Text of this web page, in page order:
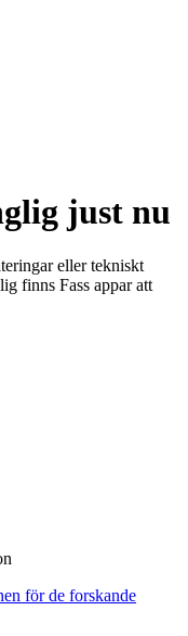
just nu
eller tekniskt
finns Fass appar att
för de forskande